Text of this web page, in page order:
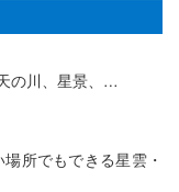
の川、星景、…
所でもできる星雲・